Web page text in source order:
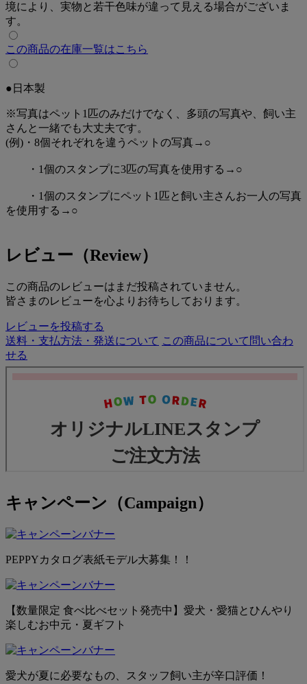
けてご購入ください。
※お支払いはクレジットカードのみとなります。
③ 制作用LINEアカウントに友達登録
スタンプ制作のペット写真を送信してもらう為に、ペピイ
LINEスタンプ用公式アカウント友達追加してください。​追
加していただくと、詳細なやりとりの説明メッセージが受け
取れます。
④ うちの子の写真を送る
「ペピイLINEスタンプ用公式アカウント」を友達追加後
・ご注文者様のお名前
※ご注文後にお送りする「うちの子LINEスタンプの制作手
続きについて」メールに記載している7桁の番号。
・スタンプのタイトル
(例:タロウのご挨拶 ハナコのHappyスタンプ 等)
・スタンプにしたいうちの子のお写真×８枚
※スタンプセットに記載されている①～⑧の番号を参考に順
番にお写真を送信してください。
・吹き出し内にセリフを入れるタイプのスタンプの場合、そ
・スタンプのタイトルは、LINEスタンプ上に同じ名前があ
った場合、同じタイトルにする事が出来ない為、ご希望のタ
イトルの後ろに「2020.1126.0001」等の数字をつけさせてい
ただく場合がございます。
例１）左：タロウ 右：ハナコ
スタンプの申請後、納品まで約2週間ほどお時間をいただき
ます。
LINE社にスタンプが承認されましたら、お客様のLINEにプ
レゼント納品いたします。
その際、「ペピイLINEスタンプ用公式アカウント」より納
品となります。
境により、実物と若干色味が違って見える場合がございま
す。
この商品の在庫一覧はこちら
●日本製
※写真はペット1匹のみだけでなく、多頭の写真や、飼い主
さんと一緒でも大丈夫です。
(例)・8個それぞれを違うペットの写真→○
・1個のスタンプに3匹の写真を使用する→○
・1個のスタンプにペット1匹と飼い主さんお一人の写真
を使用する→○
レビュー （Review）
この商品のレビューはまだ投稿されていません。
皆さまのレビューを心よりお待ちしております。
レビューを投稿する
送料・支払方法・発送について この商品について問い合わ
せる
キャンペーン（Campaign）
PEPPYカタログ表紙モデル大募集！！
【数量限定 食べ比べセット発売中】愛犬・愛猫とひんやり
楽しむお中元・夏ギフト
愛犬が夏に必要なもの、スタッフ飼い主が辛口評価！